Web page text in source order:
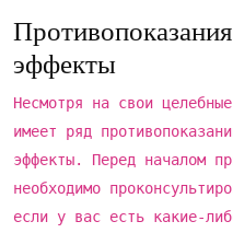
эффекты
Несмотря на свои
имеет ряд
эффекты. Перед началом
необходимо
если у вас есть какие-